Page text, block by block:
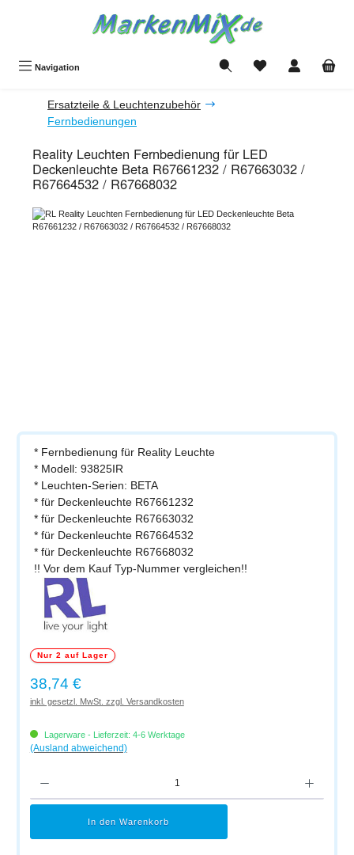
Navigation Du hast 0 Produkte
Ersatzteile & Leuchtenzubehör
Fernbedienungen
Reality Leuchten Fernbedienung für LED
Deckenleuchte Beta R67661232 / R67663032 /
R67664532 / R67668032
Bildergalerie überspringen
* Fernbedienung für Reality Leuchte
* Modell: 93825IR
* Leuchten-Serien: BETA
* für Deckenleuchte R67661232
* für Deckenleuchte R67663032
* für Deckenleuchte R67664532
* für Deckenleuchte R67668032
!! Vor dem Kauf Typ-Nummer vergleichen!!
Nur 2 auf Lager
Regulärer Preis:
38,74 €
inkl. gesetzl. MwSt. zzgl. Versandkosten
Lagerware - Lieferzeit: 4-6 Werktage
(Ausland abweichend)
In den Warenkorb